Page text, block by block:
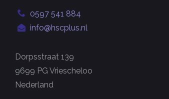
0597 541 884
info@hscplus.nl
Dorpsstraat 139
9699 PG Vriescheloo
Nederland